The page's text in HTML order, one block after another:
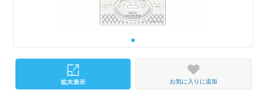
お気に入りに追加